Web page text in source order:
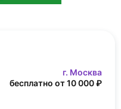
г. Москва
бесплатно от 10 000 ₽